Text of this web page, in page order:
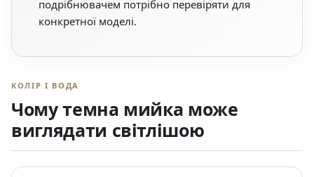
подрібнювачем потрібно перевіряти для
конкретної моделі.
КОЛІР І ВОДА
Чому темна мийка може
виглядати світлішою